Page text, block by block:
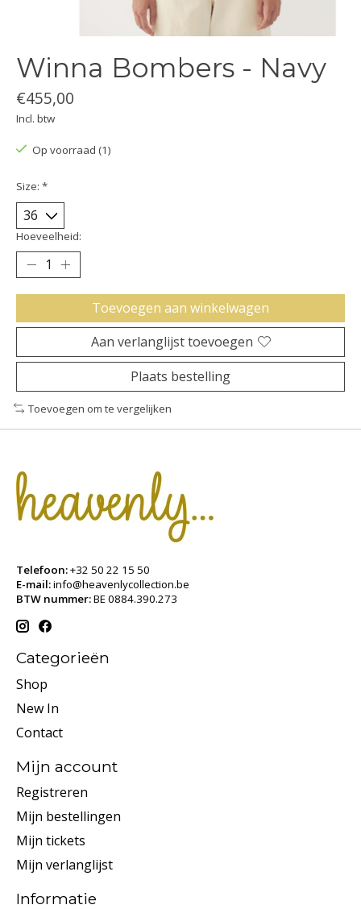
Winna Bombers - Navy
€455,00
Incl. btw
Op voorraad (1)
Size: *
Hoeveelheid:
Toevoegen aan winkelwagen
Aan verlanglijst toevoegen
Plaats bestelling
Toevoegen om te vergelijken
Telefoon:+32 50 22 15 50
E-mail:info@heavenlycollection.be
BTW nummer:BE 0884.390.273
Categorieën
Shop
New In
Contact
Mijn account
Registreren
Mijn bestellingen
Mijn tickets
Mijn verlanglijst
Informatie